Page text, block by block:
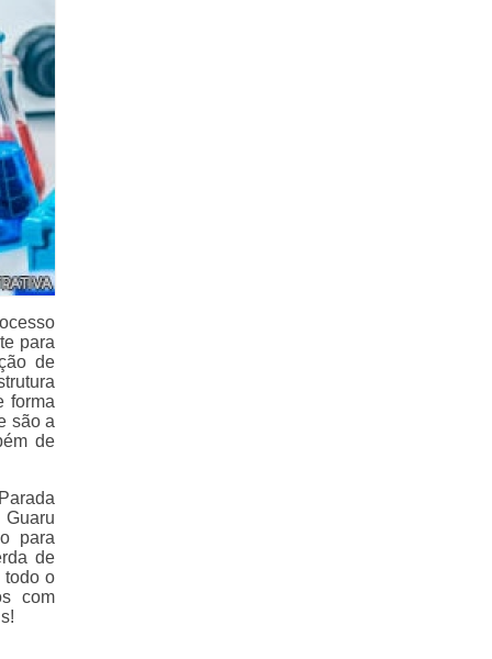
para
de
forma
são a
de
para
de
todo o
com